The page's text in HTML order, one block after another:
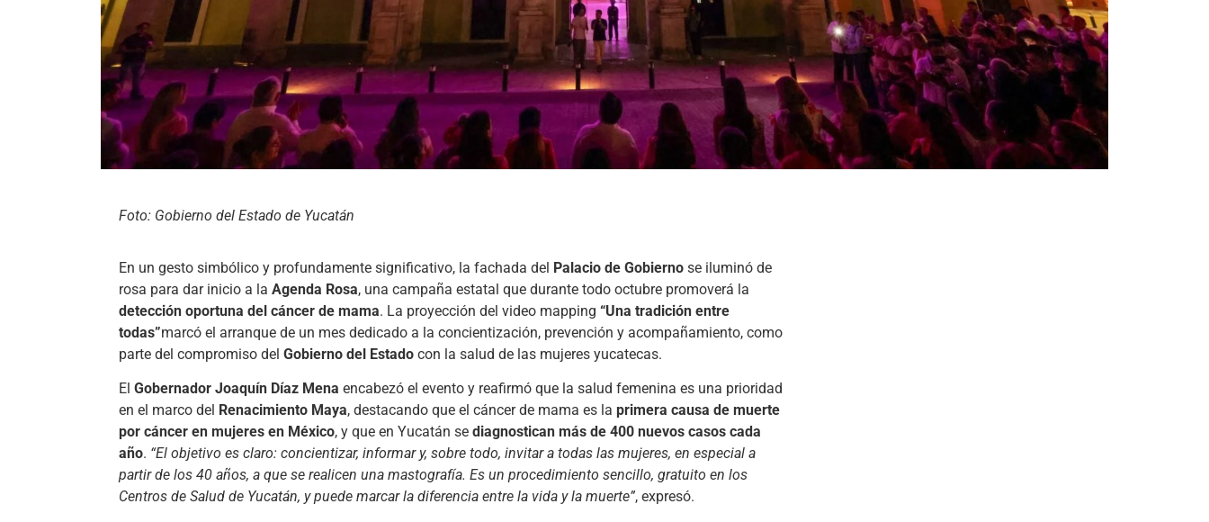
Foto: Gobierno del Estado de Yucatán
En un gesto simbólico y profundamente significativo, la fachada del Palacio de Gobierno se iluminó de
rosa para dar inicio a la Agenda Rosa, una campaña estatal que durante todo octubre promoverá la
detección oportuna del cáncer de mama. La proyección del video mapping “Una tradición entre
todas”marcó el arranque de un mes dedicado a la concientización, prevención y acompañamiento, como
parte del compromiso del Gobierno del Estado con la salud de las mujeres yucatecas.
El Gobernador Joaquín Díaz Mena encabezó el evento y reafirmó que la salud femenina es una prioridad
en el marco del Renacimiento Maya, destacando que el cáncer de mama es la primera causa de muerte
por cáncer en mujeres en México, y que en Yucatán se diagnostican más de 400 nuevos casos cada
año. “El objetivo es claro: concientizar, informar y, sobre todo, invitar a todas las mujeres, en especial a
partir de los 40 años, a que se realicen una mastografía. Es un procedimiento sencillo, gratuito en los
Centros de Salud de Yucatán, y puede marcar la diferencia entre la vida y la muerte”, expresó.